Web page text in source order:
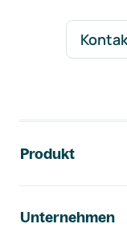
Produkt
Unternehmen